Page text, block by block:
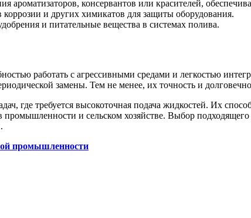
ароматизаторов, консервантов или красителей,
и других химикатов для защиты оборудования.
и питательные вещества в системах полива.
работать с агрессивными средами и легкостью
замены. Тем не менее, их точность и
где требуется высокоточная подача жидкостей. Их
и сельском хозяйстве. Выбор
промышленности